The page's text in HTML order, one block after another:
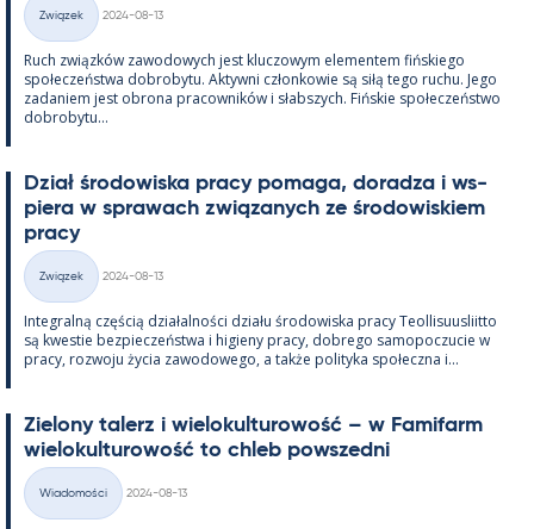
Kategorie
Związek
2024-08-13
Ruch związków zawo­dowych jest kluczowym ele­men­tem fińs­kiego
społeczeństwa do­bro­bytu. Ak­tywni człon­kowie są siłą tego ruchu. Jego
za­da­niem jest obrona pracow­ników i słabszych. Fińs­kie społeczeństwo
do­bro­bytu...
Dział śro­dowiska pracy po­maga, do­radza i ws­
piera w sprawach związa­nych ze śro­dowis­kiem
pracy
Kategorie
Związek
2024-08-13
In­te­gralną częścią działal­ności działu śro­dowiska pracy Teol­li­suus­liitto
są kwes­tie bez­pieczeństwa i hi­gieny pracy, dobrego sa­mo­poczucie w
pracy, rozwoju życia zawo­dowego, a także po­li­tyka społeczna i...
Zie­lony ta­lerz i wie­lo­kul­tu­rowość – w Fa­mi­farm
wie­lo­kul­tu­rowość to ch­leb powszedni
Kategorie
Wiadomości
2024-08-13